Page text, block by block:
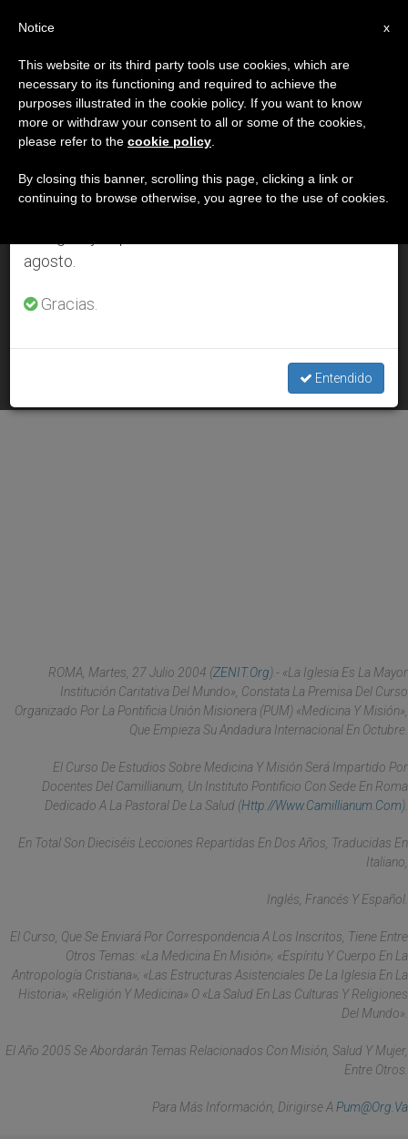
DÍA
Julio 27th, 2004
ÚLTIMAS NOTICIAS
Curso internacional por correspondencia sobre «Medicina y
JUL 27, 2004 00:00
ROMA, Martes, 27 Julio 2004 (ZENIT.org).- «La Iglesia Es La Mayor
Institución Caritativa Del Mundo», Constata La Premisa Del Curso
Organizado Por La Pontificia Unión Misionera (PUM) «Medicina Y Misión»,
Que Empieza Su Andadura Internacional En Octubre.
El Curso De Estudios Sobre Medicina Y Misión Será Impartido Por
Docentes Del Camillianum, Un Instituto Pontificio Con Sede En Roma
Dedicado A La Pastoral De La Salud (Http://www.camillianum.com).
En Total Son Dieciséis Lecciones Repartidas En Dos Años, Traducidas En
Italiano,
Inglés, Francés Y Español.
El Curso, Que Se Enviará Por Correspondencia A Los Inscritos, Tiene Entre
Otros Temas: «La Medicina En Misión»; «Espíritu Y Cuerpo En La
Antropología Cristiana»; «Las Estructuras Asistenciales De La Iglesia En La
Historia»; «Religión Y Medicina» O «La Salud En Las Culturas Y Religiones
Del Mundo».
El Año 2005 Se Abordarán Temas Relacionados Con Misión, Salud Y Mujer,
Entre Otros.
Para Más Información, Dirigirse A Pum@org.va
×
Aviso importante
Del 27 de julio al 7 de agosto haremos la pausa
anual, aprovechando que en el periodo de verano
se generan menos informaciones y también el
agosto.
Gracias.
Entendido
x
Notice
This website or its third party tools use cookies, which are
necessary to its functioning and required to achieve the
purposes illustrated in the cookie policy. If you want to know
more or withdraw your consent to all or some of the cookies,
please refer to the cookie policy
By closing this banner, scrolling this page, clicking a link or
continuing to browse otherwise, you agree to the use of cookies.